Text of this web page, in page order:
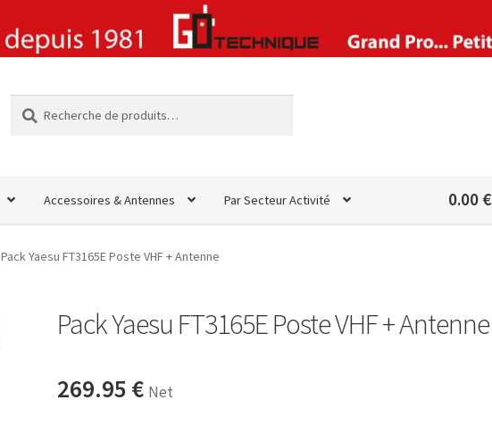
pour :
Accessoires & Antennes Par Secteur Activité 0.00 €
Pack Yaesu FT3165E Poste VHF + Antenne
Pack Yaesu FT3165E Poste VHF + Antenne
269.95 € Net